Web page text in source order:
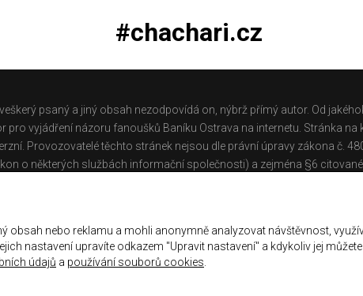
#chachari.cz
psaný a jiný obsah nezodpovídá on, nýbrž přímý autor. Od
vyjádření názoru fanoušků Baníku Ostrava na internetu. Stránka na
Provozovatelé těchto stránek nejsou dle právní úpravy zákona č.
o některých službách informační společnosti) a zejména §6
obsah nebo reklamu a mohli anonymně analyzovat návštěvnost,
nastavení upravíte odkazem "Upravit nastavení" a kdykoliv jej můžete
údajů a používání souborů cookies